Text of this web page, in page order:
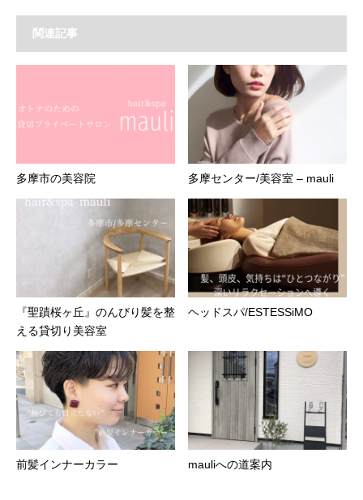
関連記事
多摩市の美容院 多摩センター/美容室 – mauli
『聖蹟桜ヶ丘』のんびり髪を整
える貸切り美容室
ヘッドスパ/ESTESSiMO
前髪インナーカラー mauliへの道案内